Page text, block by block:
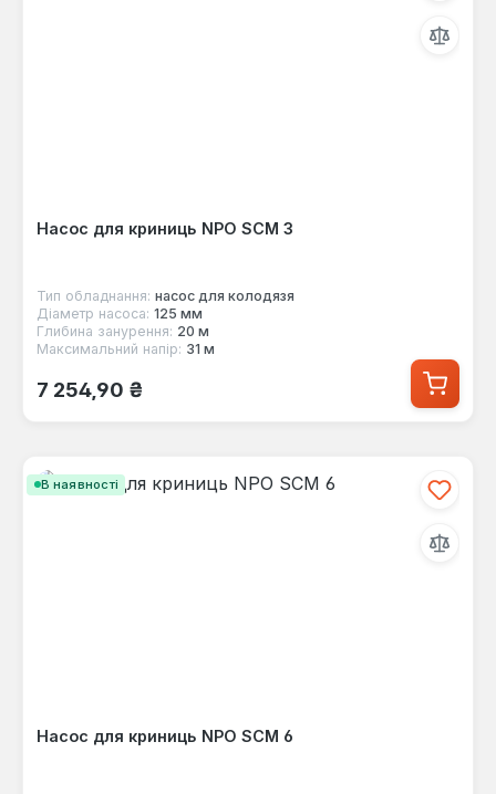
Насос для криниць NPO SCM 3
Тип обладнання: насос для колодязя
Діаметр насоса: 125 мм
Глибина занурення: 20 м
Максимальний напір: 31 м
Звичайна ціна:
7 254,90 ₴
В наявності
Насос для криниць NPO SCM 6